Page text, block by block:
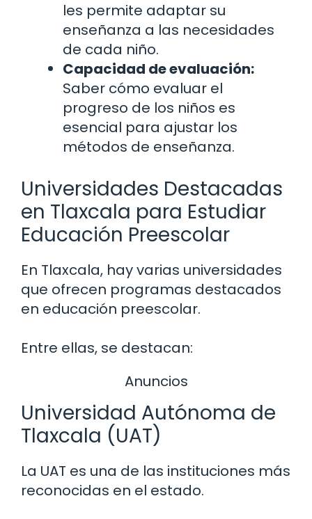
les permite adaptar su
enseñanza a las necesidades
de cada niño.
Capacidad de evaluación:
Saber cómo evaluar el
progreso de los niños es
esencial para ajustar los
métodos de enseñanza.
Universidades Destacadas
en Tlaxcala para Estudiar
Educación Preescolar
En Tlaxcala, hay varias universidades
que ofrecen programas destacados
en educación preescolar.
Entre ellas, se destacan:
Anuncios
Universidad Autónoma de
Tlaxcala (UAT)
La UAT es una de las instituciones más
reconocidas en el estado.